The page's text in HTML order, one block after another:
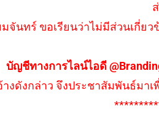
จันทร์ ขอเรียนว่าไม่มีส่วนเกี่ย
บัญชีทางการไลน์ไอดี
งดังกล่าว จึงประชาสัมพันธ์มา